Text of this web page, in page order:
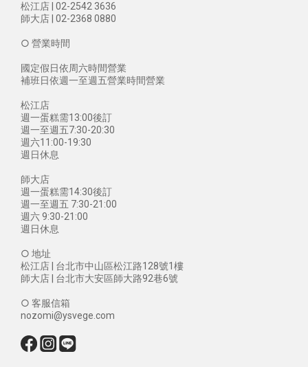
松江店 | 02-2542 3636
師大店 | 02-2368 0880
○ 營業時間
國定假日依周六時間營業
補班日依週一至週五營業時間營業
松江店
週一蛋糕需13:00後訂
週一至週五7:30-20:30
週六11:00-19:30
週日休息
師大店
週一蛋糕需14:30後訂
週一至週五 7:30-21:00
週六 9:30-21:00
週日休息
○ 地址
松江店 | 台北市中山區松江路128號1樓
師大店 | 台北市大安區師大路92巷6號
○ 客服信箱
nozomi@ysvege.com